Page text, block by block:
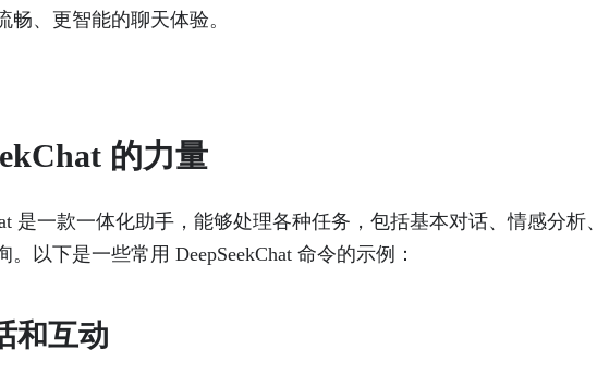
畅、更智能的聊天体验。
的力量
是一款一体化助手，能够处理各种任务，包括基本对话、情感分析
。以下是一些常用 DeepSeekChat 命令的示例：
和互动